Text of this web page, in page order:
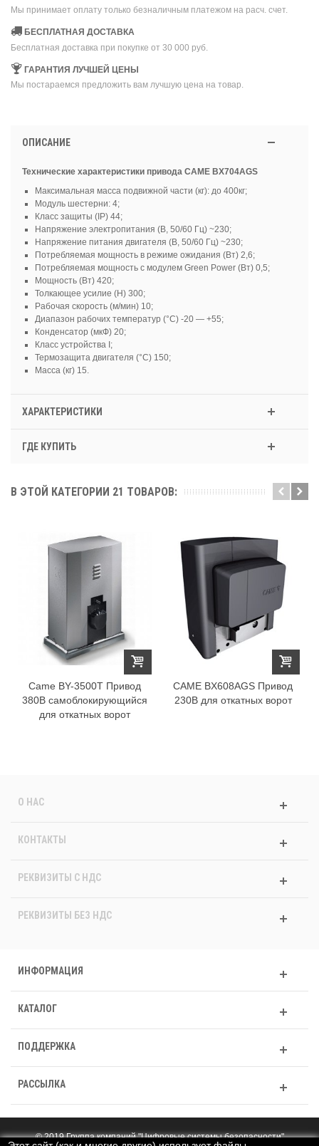
Мы принимает оплату только безналичным платежом на расч. счет.
БЕСПЛАТНАЯ ДОСТАВКА
Бесплатная доставка при покупке от 30 000 руб.
ГАРАНТИЯ ЛУЧШЕЙ ЦЕНЫ
Мы постараемся предложить вам лучшую цена на товар.
ОПИСАНИЕ
Технические характеристики привода CAME BX704AGS
Максимальная масса подвижной части (кг): до 400кг;
Модуль шестерни: 4;
Класс защиты (IP) 44;
Напряжение электропитания (В, 50/60 Гц) ~230;
Напряжение питания двигателя (В, 50/60 Гц) ~230;
Потребляемая мощность в режиме ожидания (Вт) 2,6;
Потребляемая мощность с модулем Green Рower (Вт) 0,5;
Мощность (Вт) 420;
Толкающее усилие (Н) 300;
Рабочая скорость (м/мин) 10;
Диапазон рабочих температур (°C) -20 — +55;
Конденсатор (мкФ) 20;
Класс устройства I;
Термозащита двигателя (°C) 150;
Масса (кг) 15.
ХАРАКТЕРИСТИКИ
ГДЕ КУПИТЬ
В ЭТОЙ КАТЕГОРИИ 21 ТОВАРОВ:
Came BY-3500T Привод
380В самоблокирующийся
для откатных ворот
CAME BX608AGS Привод
230В для откатных ворот
О НАС
КОНТАКТЫ
РЕКВИЗИТЫ C НДС
РЕКВИЗИТЫ БЕЗ НДС
ИНФОРМАЦИЯ
КАТАЛОГ
ПОДДЕРЖКА
РАССЫЛКА
© 2019 Группа компаний "Цифровые системы безопасности"